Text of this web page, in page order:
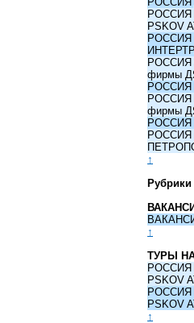
РОССИЯ
PSKOV
РОССИЯ
РОССИЯ
фирмы
РОССИЯ
РОССИЯ
фирмы
РОССИЯ
РОССИЯ
↑
Рубрики
↑
ТУРЫ
РОССИЯ
PSKOV
РОССИЯ
PSKOV
↑